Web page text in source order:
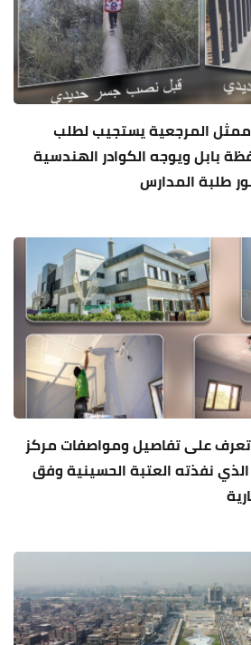
(20) يوما.. ممثل المرجعية يستجيب لطلب
بابل ويوجه الكوادر الهندسية
طلبة المدارس
تعرف على تفاصيل ومواصفات مركز
نفذته العتبة الحسينية وفق